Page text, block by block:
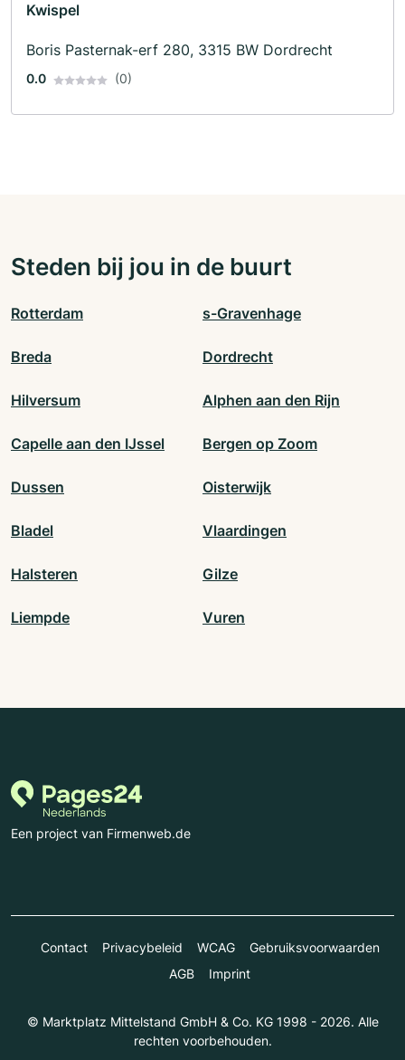
Kwispel
Boris Pasternak-erf 280, 3315 BW Dordrecht
0.0 (0)
Steden bij jou in de buurt
Rotterdam s-Gravenhage
Breda Dordrecht
Hilversum Alphen aan den Rijn
Capelle aan den IJssel Bergen op Zoom
Dussen Oisterwijk
Bladel Vlaardingen
Halsteren Gilze
Liempde Vuren
Een project van Firmenweb.de
Contact Privacybeleid WCAG
Gebruiksvoorwaarden
AGB
Imprint
© Marktplatz Mittelstand GmbH & Co. KG 1998 - 2026. Alle
rechten voorbehouden.